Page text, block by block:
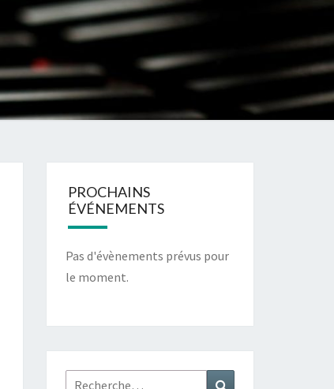
PROCHAINS
ÉVÉNEMENTS
Pas d'évènements prévus pour
le moment.
Rechercher :